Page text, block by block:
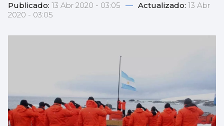
Publicado: 13 Abr 2020 - 03:05 — Actualizado: 13 Abr
2020 - 03:05